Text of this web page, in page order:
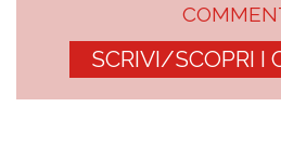
SCRIVI/SCOPRI I